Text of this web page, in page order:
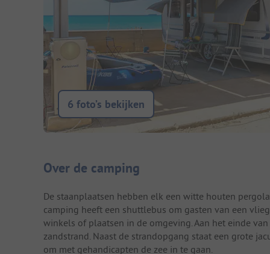
6 foto’s bekijken
Camping introductie
Over de camping
De staanplaatsen hebben elk een witte houten
camping heeft een shuttlebus om gasten van een
winkels of plaatsen in de omgeving. Aan het einde
zandstrand. Naast de strandopgang staat een grote
om met gehandicapten de zee in te gaan.